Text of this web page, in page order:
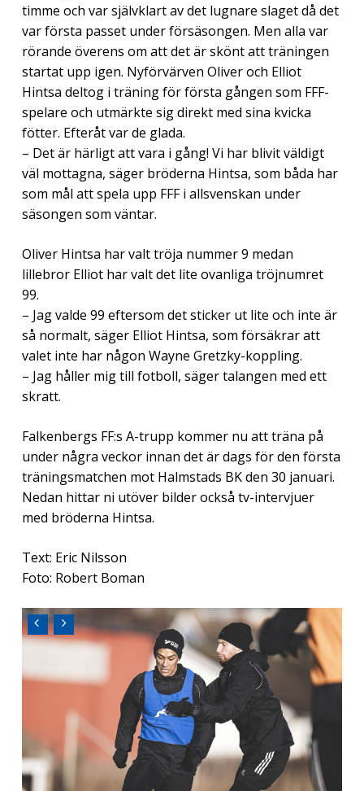
timme och var självklart av det lugnare slaget då det
var första passet under försäsongen. Men alla var
rörande överens om att det är skönt att träningen
startat upp igen. Nyförvärven Oliver och Elliot
Hintsa deltog i träning för första gången som FFF-
spelare och utmärkte sig direkt med sina kvicka
fötter. Efteråt var de glada.
– Det är härligt att vara i gång! Vi har blivit väldigt
väl mottagna, säger bröderna Hintsa, som båda har
som mål att spela upp FFF i allsvenskan under
säsongen som väntar.
Oliver Hintsa har valt tröja nummer 9 medan
lillebror Elliot har valt det lite ovanliga tröjnumret
99.
– Jag valde 99 eftersom det sticker ut lite och inte är
så normalt, säger Elliot Hintsa, som försäkrar att
valet inte har någon Wayne Gretzky-koppling.
– Jag håller mig till fotboll, säger talangen med ett
skratt.
Falkenbergs FF:s A-trupp kommer nu att träna på
under några veckor innan det är dags för den första
träningsmatchen mot Halmstads BK den 30 januari.
Nedan hittar ni utöver bilder också tv-intervjuer
med bröderna Hintsa.
Text: Eric Nilsson
Foto: Robert Boman